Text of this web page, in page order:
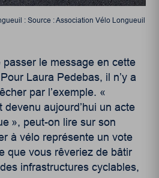
: Source : Association Vélo Longueuil
le message en cette
Laura Pedebas, il n’y a
par l’exemple. «
aujourd’hui un acte
», peut-on lire sur son
à vélo représente un vote
que vous rêveriez de bâtir
infrastructures cyclables,